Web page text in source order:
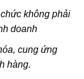
không phải
doanh
cung ứng
hàng.